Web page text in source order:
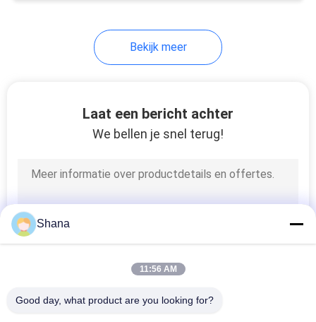
Doorzichtig LCD-
digitale signage van
de lijstbovenkant
Bekijk meer
Laat een bericht achter
We bellen je snel terug!
Shana
11:56 AM
Good day, what product are you looking for?